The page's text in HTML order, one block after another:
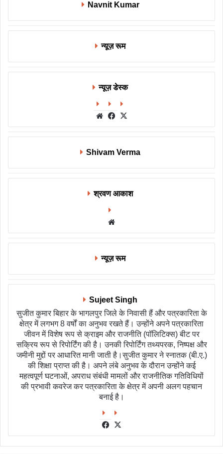
Navnit Kumar
न्यूज़ रूम
न्यूज़ डेस्क
WebsiteFacebook
Shivam Verma
श्रवण आकाश
न्यूज़ रूम
Sujeet Singh
सुजीत कुमार बिहार के भागलपुर जिले के निवासी हैं और पत्रकारिता के
क्षेत्र में लगभग 8 वर्षों का अनुभव रखते हैं। उन्होंने अपने पत्रकारिता
जीवन में विशेष रूप से क्राइम और राजनीति (पॉलिटिक्स) बीट पर
सक्रिय रूप से रिपोर्टिंग की है। उनकी रिपोर्टिंग तथ्यपरक, निष्पक्ष और
जमीनी मुद्दों पर आधारित मानी जाती है।सुजीत कुमार ने स्नातक (बी.ए.)
की शिक्षा प्राप्त की है। अपने लंबे अनुभव के दौरान उन्होंने कई
महत्वपूर्ण घटनाओं, अपराध संबंधी मामलों और राजनीतिक गतिविधियों
की प्रभावी कवरेज कर पत्रकारिता के क्षेत्र में अपनी अलग पहचान
बनाई है।
Facebook